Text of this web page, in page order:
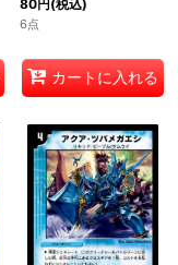
80円(税込)
6点
カートに入れる